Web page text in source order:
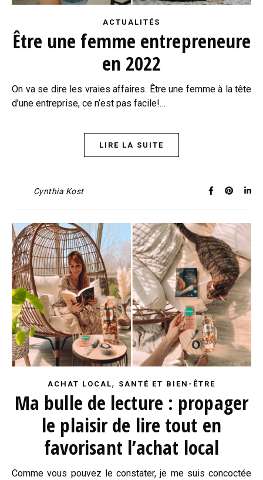
ACTUALITÉS
Être une femme entrepreneure
en 2022
On va se dire les vraies affaires. Être une femme à la tête
d’une entreprise, ce n’est pas facile!…
LIRE LA SUITE
Cynthia Kost
ACHAT LOCAL, SANTÉ ET BIEN-ÊTRE
Ma bulle de lecture : propager
le plaisir de lire tout en
favorisant l’achat local
Comme vous pouvez le constater, je me suis concoctée